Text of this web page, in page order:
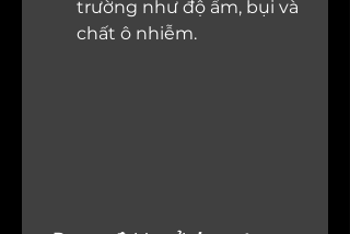
trường như độ ẩm, bụi và
chất ô nhiễm.